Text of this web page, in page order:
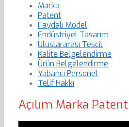
Marka
Patent
Faydalı Model
Endüstriyel Tasarım
Uluslararası Tescil
Kalite Belgelendirme
Ürün Belgelendirme
Yabancı Personel
Telif Hakkı
Açılım Marka